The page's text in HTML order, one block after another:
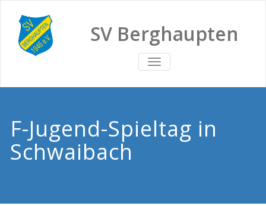
SV Berghaupten
TOGGLE
NAVIGATION
F-Jugend-Spieltag in
Schwaibach